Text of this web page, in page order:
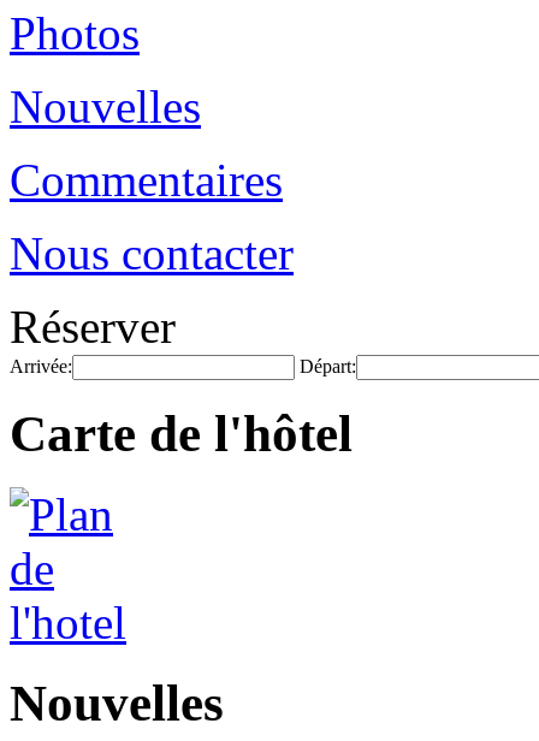
Photos
Nouvelles
Commentaires
Nous contacter
Réserver
Arrivée: Départ:
Carte de l'hôtel
Nouvelles